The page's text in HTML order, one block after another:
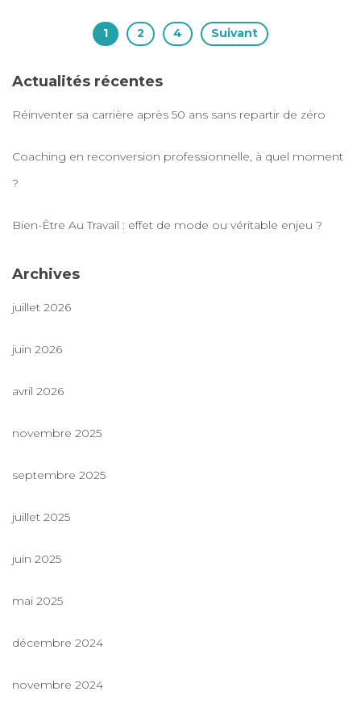
1 2 4 Suivant
Actualités récentes
Réinventer sa carrière après 50 ans sans repartir de zéro
Coaching en reconversion professionnelle, à quel moment
?
Bien-Être Au Travail : effet de mode ou véritable enjeu ?
Archives
juillet 2026
juin 2026
avril 2026
novembre 2025
septembre 2025
juillet 2025
juin 2025
mai 2025
décembre 2024
novembre 2024